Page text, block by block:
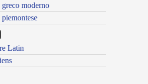
moderno
Latin